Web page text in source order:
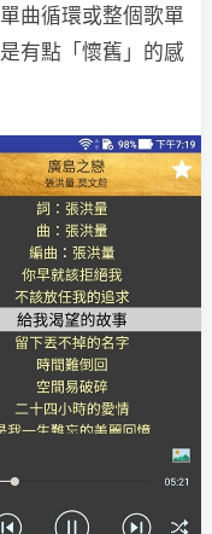
曲循環或整個歌單
有點「懷舊」的感